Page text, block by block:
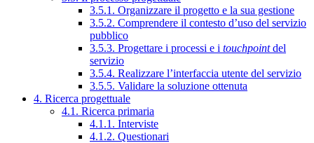
3.5.1. Organizzare il progetto e la sua gestione
3.5.2. Comprendere il contesto d’uso del servizio
pubblico
3.5.3. Progettare i processi e i touchpointdel
servizio
3.5.4. Realizzare l’interfaccia utente del servizio
3.5.5. Validare la soluzione ottenuta
4. Ricerca progettuale
4.1. Ricerca primaria
4.1.1. Interviste
4.1.2. Questionari